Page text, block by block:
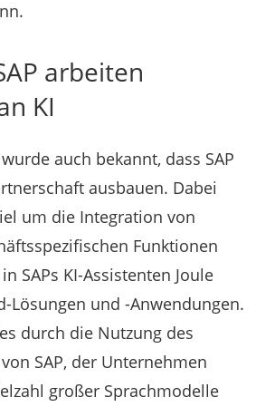
arbeiten
KI
auch bekannt, dass SAP
ausbauen. Dabei
um die Integration von
Funktionen
SAPs KI-Assistenten Joule
Lösungen und -Anwendungen.
durch die Nutzung des
SAP, der Unternehmen
großer Sprachmodelle